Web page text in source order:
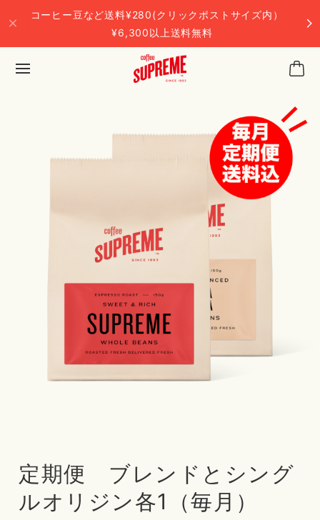
コーヒー豆など送料¥280(クリックポストサイズ内）
¥6,300以上送料無料
定期便 ブレンドとシング
ルオリジン各1（毎月）